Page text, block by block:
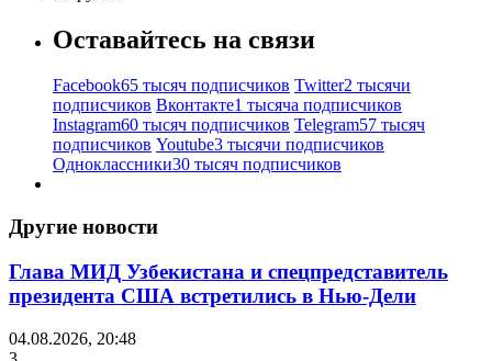
Оставайтесь на связи
Facebook65 тысяч подписчиков Twitter2 тысячи
подписчиков Вконтакте1 тысяча подписчиков
Instagram60 тысяч подписчиков Telegram57 тысяч
подписчиков Youtube3 тысячи подписчиков
Одноклассники30 тысяч подписчиков
Другие новости
Глава МИД Узбекистана и спецпредставитель
президента США встретились в Нью-Дели
04.08.2026, 20:48